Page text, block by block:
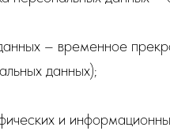
– временное
данных);
и